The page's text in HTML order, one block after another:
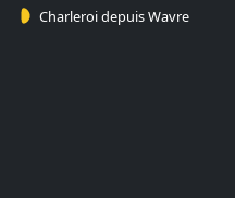
Charleroi depuis Wavre